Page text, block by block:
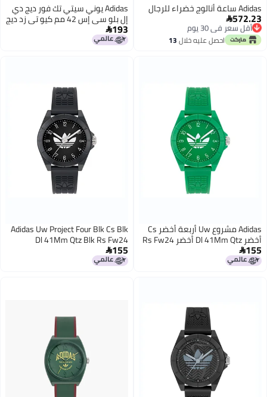
Adidas ساعة أنالوج خضراء للرجال
572.23
أقل سعر في 30 يوم
توصيل مجاني
أقل سعر في 30 يوماحصل عليه خلال13
Adidas يوني سيتي تك فور ديج دي
إل بلو سي إس 42 مم كيو تي زد ديج
بلو ريس إس إس25
193
Adidas مشروع Uw أربعة أخضر Cs
أخضر Dl 41Mm Qtz أخضر Rs Fw24
155
Adidas Uw Project Four Blk Cs Blk
Dl 41Mm Qtz Blk Rs Fw24
155